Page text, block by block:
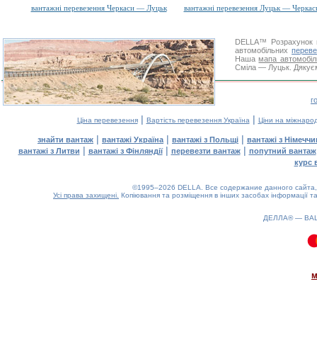
вантажні перевезення Черкаси — Луцьк
вантажні перевезення Луцьк —
DELLA™
Розрахунок
автомобільних
Нашамапа
Сміла — Луцьк.
Ціна перевезення| Вартість перевезення Україна | Ціни на
знайти вантаж | вантажі Україна | вантажі з Польщі | вантажі з
вантажі з Литви | вантажі з Фінляндії| перевезти вантаж| попутний вантаж
курс
©1995–2026 DELLA. Все содержание данного
Усі права захищені. Копіювання та розміщення в інших засобах інформації
ДЕЛЛА® —